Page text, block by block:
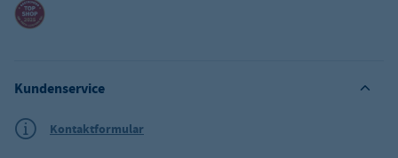
Kundenservice
Kontaktformular